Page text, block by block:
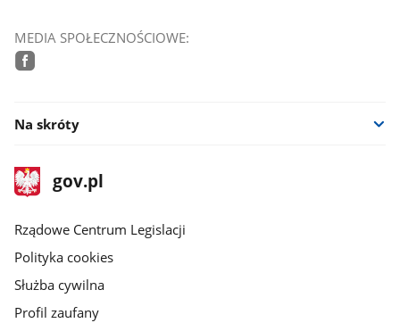
MEDIA SPOŁECZNOŚCIOWE:
Na skróty
stopka
gov.plStrona
gov.pl
Rządowe Centrum Legislacji
Polityka cookies
Służba cywilna
Profil zaufany